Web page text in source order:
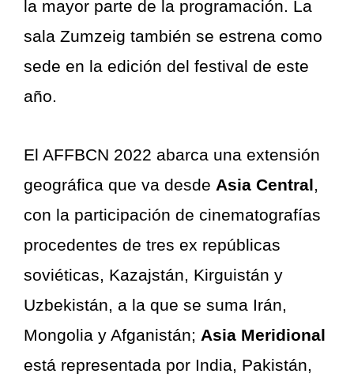
la mayor parte de la programación. La
sala Zumzeig también se estrena como
sede en la edición del festival de este
año.
El AFFBCN 2022 abarca una extensión
geográfica que va desde Asia Central,
con la participación de cinematografías
procedentes de tres ex repúblicas
soviéticas, Kazajstán, Kirguistán y
Uzbekistán, a la que se suma Irán,
Mongolia y Afganistán; Asia Meridional
está representada por India, Pakistán,